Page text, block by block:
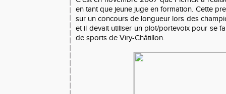
en tant que jeune juge en formation. Cette
sur un concours de longueur lors des
et il devait utiliser un plot/portevoix pour se
de sports de Viry-Châtillon.